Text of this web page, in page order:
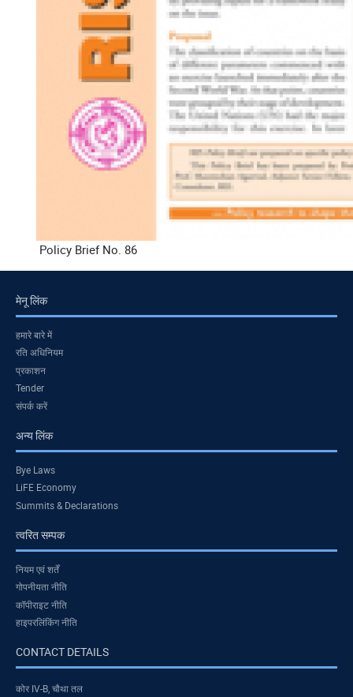
Policy Brief No. 86
मेनू लिंक
हमारे बारे में
रति अधिनियम
प्रकाशन
Tender
संपर्क करें
अन्य लिंक
Bye Laws
LiFE Economy
Summits & Declarations
त्वरित सम्पक
नियम एवं शर्तें
गोपनीयता नीति
कॉपीराइट नीति
हाइपरलिंकिंग नीति
CONTACT DETAILS
कोर IV-B, चौथा तल